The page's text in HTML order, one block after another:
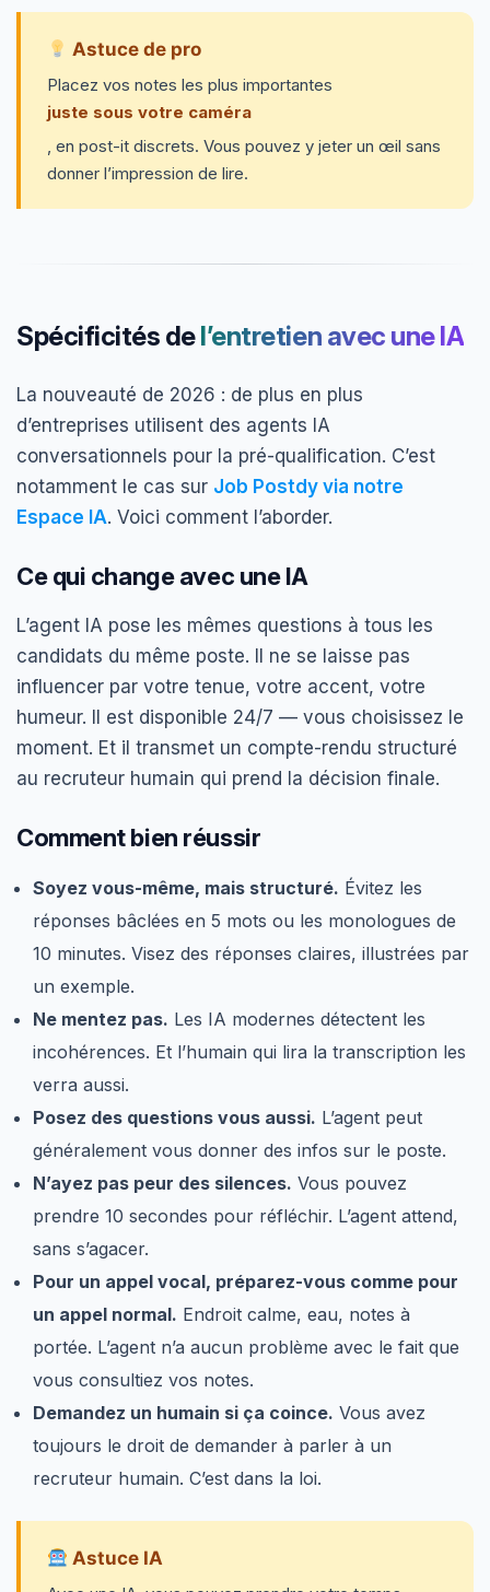
Astuce de pro
Placez vos notes les plus importantes
juste sous votre caméra
, en post-it discrets. Vous pouvez y jeter un œil sans
donner l’impression de lire.
Spécificités del’entretien avec une IA
La nouveauté de 2026 : de plus en plus
d’entreprises utilisent des agents IA
conversationnels pour la pré-qualification. C’est
notamment le cas sur Job Postdy via notre
Espace IA. Voici comment l’aborder.
Ce qui change avec une IA
L’agent IA pose les mêmes questions à tous les
candidats du même poste. Il ne se laisse pas
influencer par votre tenue, votre accent, votre
humeur. Il est disponible 24/7 — vous choisissez le
moment. Et il transmet un compte-rendu structuré
au recruteur humain qui prend la décision finale.
Comment bien réussir
Soyez vous-même, mais structuré. Évitez les
réponses bâclées en 5 mots ou les monologues de
10 minutes. Visez des réponses claires, illustrées par
un exemple.
Ne mentez pas. Les IA modernes détectent les
incohérences. Et l’humain qui lira la transcription les
verra aussi.
Posez des questions vous aussi. L’agent peut
généralement vous donner des infos sur le poste.
N’ayez pas peur des silences. Vous pouvez
prendre 10 secondes pour réfléchir. L’agent attend,
sans s’agacer.
Pour un appel vocal, préparez-vous comme pour
un appel normal. Endroit calme, eau, notes à
portée. L’agent n’a aucun problème avec le fait que
vous consultiez vos notes.
Demandez un humain si ça coince. Vous avez
toujours le droit de demander à parler à un
recruteur humain. C’est dans la loi.
Astuce IA